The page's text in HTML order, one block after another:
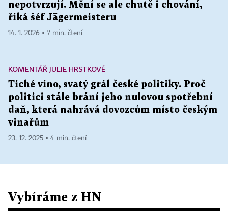
nepotvrzují. Mění se ale chutě i chování,
říká šéf Jägermeisteru
14. 1. 2026 ▪ 7 min. čtení
KOMENTÁŘ JULIE HRSTKOVÉ
Tiché víno, svatý grál české politiky. Proč
politici stále brání jeho nulovou spotřební
daň, která nahrává dovozcům místo českým
vinařům
23. 12. 2025 ▪ 4 min. čtení
Vybíráme z HN